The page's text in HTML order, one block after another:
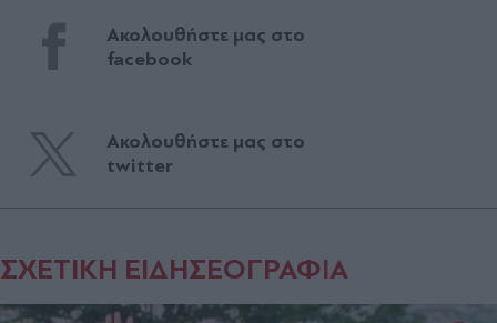
Ακολουθήστε μας στο
facebook
Ακολουθήστε μας στο
twitter
ΣΧΕΤΙΚΗ ΕΙΔΗΣΕΟΓΡΑΦΙΑ